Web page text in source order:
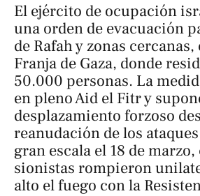
El ejército de ocupación
una orden de evacuación
de Rafah y zonas
Franja de Gaza, donde
50.000 personas. La
en pleno Aid el Fitr y
desplazamiento forzoso
reanudación de los
gran escala el 18 de
sionistas rompieron
alto el fuego con la